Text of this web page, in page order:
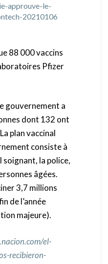
approuve-le-
20210106
88 000 vaccins
Pfizer
gouvernement a
dont 132 ont
plan vaccinal
consiste à
soignant, la police,
âgées.
3,7 millions
de l’année
majeure).
el-
recibieron-